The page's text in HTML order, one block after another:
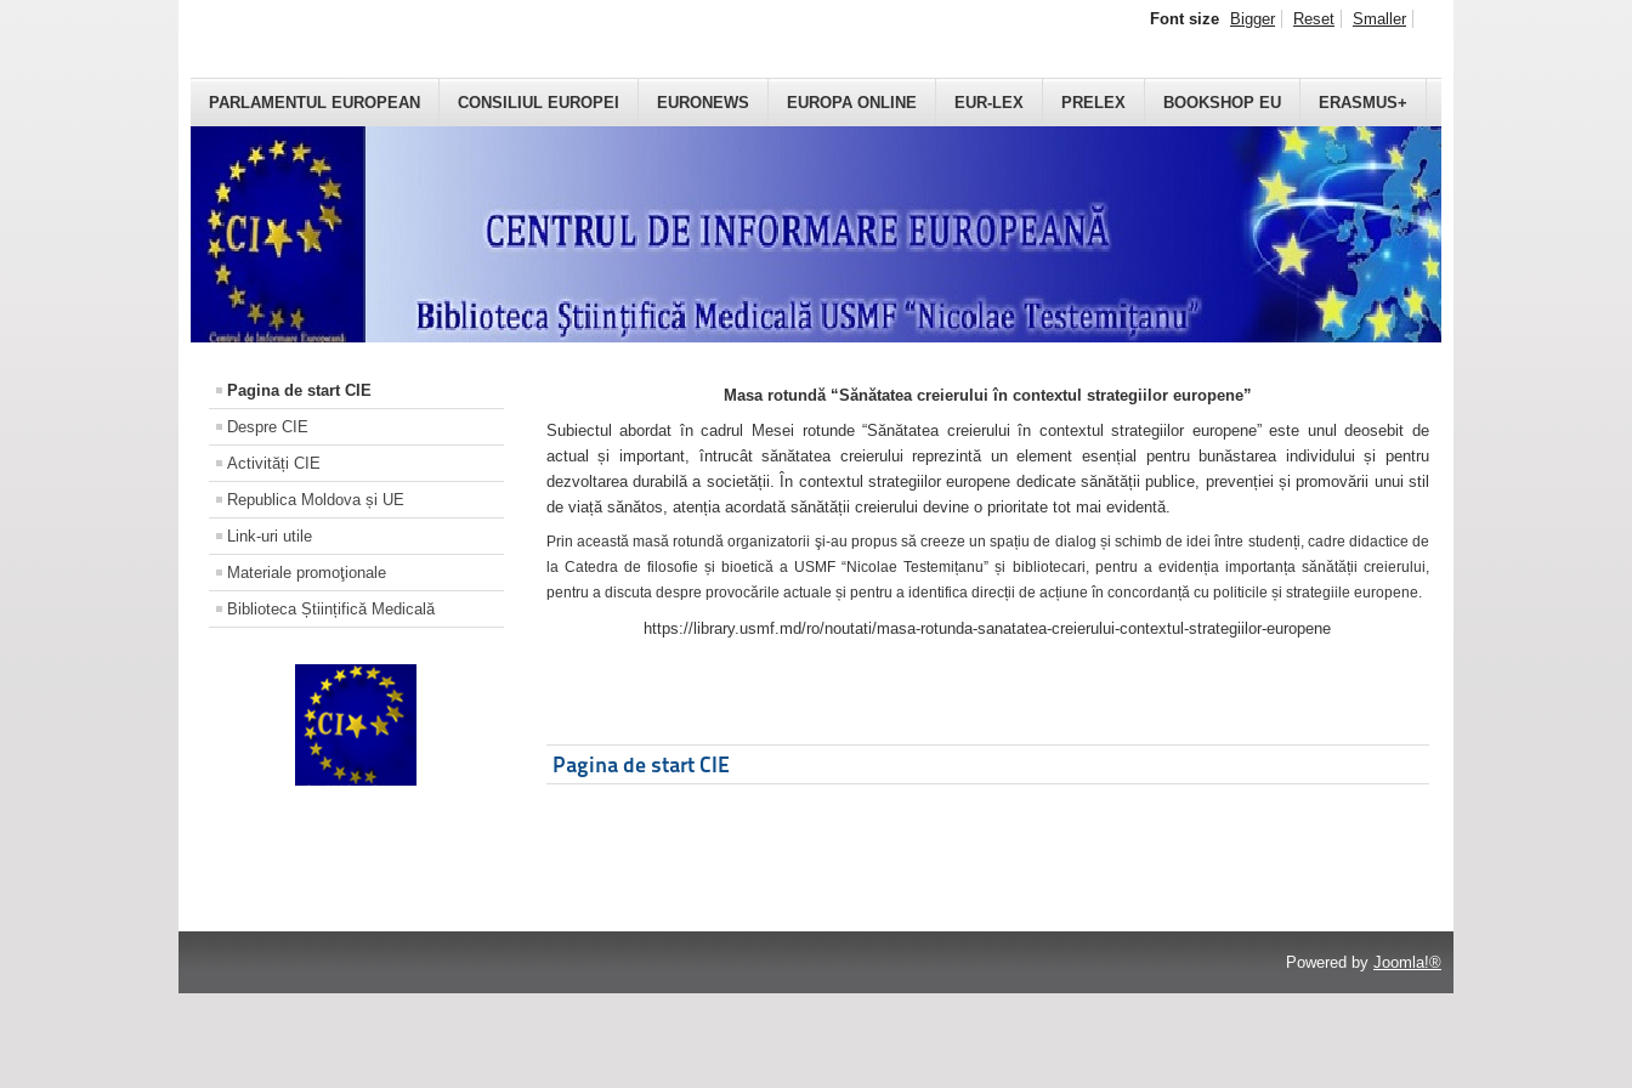
PARLAMENTUL EUROPEAN CONSILIUL EUROPEI EURONEWS EUROPA ONLINE EUR-LEX PRELEX BOOKSHOP EU ERASMUS+
Font size Bigger Reset Smaller
Pagina de start CIE
Despre CIE
Activități CIE
Republica Moldova și UE
Link-uri utile
Materiale promoţionale
Biblioteca Științifică Medicală
Masa rotundă “Sănătatea creierului în contextul strategiilor europene”
Subiectul abordat în cadrul Mesei rotunde “Sănătatea creierului în contextul strategiilor europene” este unul deosebit de
actual și important, întrucât sănătatea creierului reprezintă un element esențial pentru bunăstarea individului și pentru
dezvoltarea durabilă a societății. În contextul strategiilor europene dedicate sănătății publice, prevenției și promovării unui stil
de viață sănătos, atenția acordată sănătății creierului devine o prioritate tot mai evidentă.
Prin această masă rotundă organizatorii şi-au propus să creeze un spațiu de dialog și schimb de idei între studenți, cadre didactice de
la Catedra de filosofie și bioetică a USMF “Nicolae Testemițanu” și bibliotecari, pentru a evidenția importanța sănătății creierului,
pentru a discuta despre provocările actuale și pentru a identifica direcții de acțiune în concordanță cu politicile și strategiile europene.
https://library.usmf.md/ro/noutati/masa-rotunda-sanatatea-creierului-contextul-strategiilor-europene
Pagina de start CIE
Powered by Joomla!®